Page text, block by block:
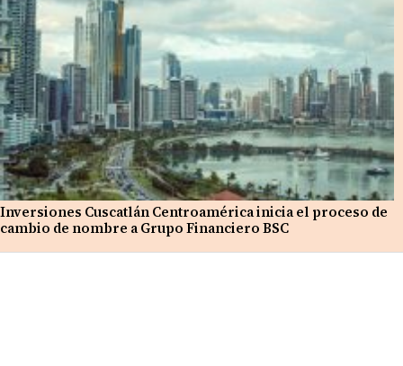
Inversiones Cuscatlán Centroamérica inicia el proceso de
cambio de nombre a Grupo Financiero BSC